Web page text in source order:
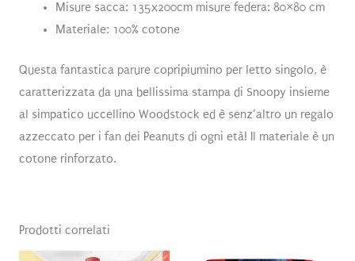
Misure sacca: 135x200cm misure federa: 80×80 cm
Materiale: 100% cotone
Questa fantastica parure copripiumino per letto singolo, è
caratterizzata da una bellissima stampa di Snoopy insieme
al simpatico uccellino Woodstock ed è senz’altro un regalo
azzeccato per i fan dei Peanuts di ogni età! Il materiale è un
cotone rinforzato.
Prodotti correlati